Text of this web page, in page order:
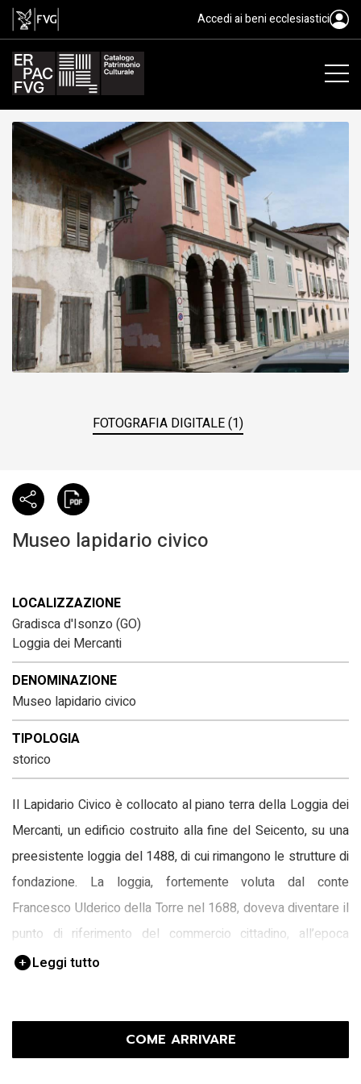
Museo lapidario civico, storico
Accedi ai beni ecclesiastici
FOTOGRAFIA DIGITALE (1)
Museo lapidario civico
LOCALIZZAZIONE
Gradisca d'Isonzo (GO)
Loggia dei Mercanti
DENOMINAZIONE
Museo lapidario civico
TIPOLOGIA
storico
Il Lapidario Civico è collocato al piano terra della Loggia dei
Mercanti, un edificio costruito alla fine del Seicento, su una
preesistente loggia del 1488, di cui rimangono le strutture di
fondazione. La loggia, fortemente voluta dal conte
Francesco Ulderico della Torre nel 1688, doveva diventare il
punto di riferimento del commercio cittadino, all’epoca
talmente avanzato da competere e superare quello di
da tre archi evidenziati da una serie di bugne disposte a
raggiera, dal 1939 ospita il Lapidario Civico e accoglie anche
Leggi tutto
COME ARRIVARE